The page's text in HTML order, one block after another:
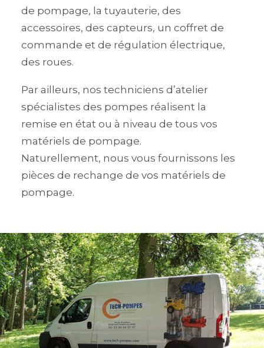
de pompage, la tuyauterie, des
accessoires, des capteurs, un coffret de
commande et de régulation électrique,
des roues.
Par ailleurs, nos techniciens d’atelier
spécialistes des pompes réalisent la
remise en état ou à niveau de tous vos
matériels de pompage.
Naturellement, nous vous fournissons les
pièces de rechange de vos matériels de
pompage.